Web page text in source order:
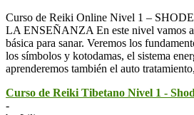
Curso de Reiki Online Nivel 1 –
LA ENSEÑANZA En este nivel vamos a
básica para sanar. Veremos los
los símbolos y kotodamas, el sistema
aprenderemos también el auto
Curso de Reiki Tibetano Nivel 1 -
-